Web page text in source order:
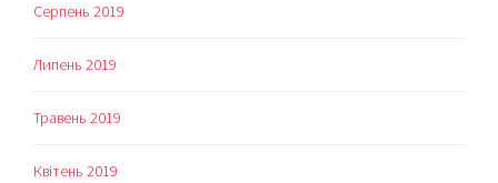
Серпень 2019
Липень 2019
Травень 2019
Квітень 2019